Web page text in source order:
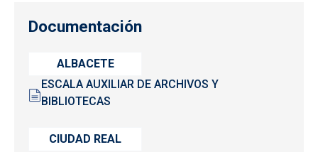
Documentación
ALBACETE
ESCALA AUXILIAR DE ARCHIVOS Y
BIBLIOTECAS
CIUDAD REAL